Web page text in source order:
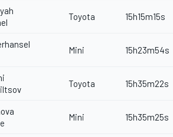
Toyota 15h15m15s
Mini 15h23m54s
Toyota 15h35m22s
Mini 15h35m25s